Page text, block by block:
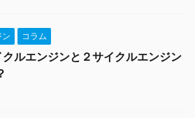
コラム
ルエンジンと２サイクルエンジン